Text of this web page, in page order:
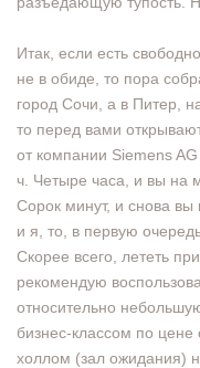
Итак, если есть
не в обиде, то пора
город Сочи, а в Питер,
то перед вами
от компании Siemens
ч. Четыре часа, и вы на
Сорок минут, и снова вы
и я, то, в первую
Скорее всего, лететь
рекомендую
относительно
бизнес-классом по
холлом (зал ожидания)